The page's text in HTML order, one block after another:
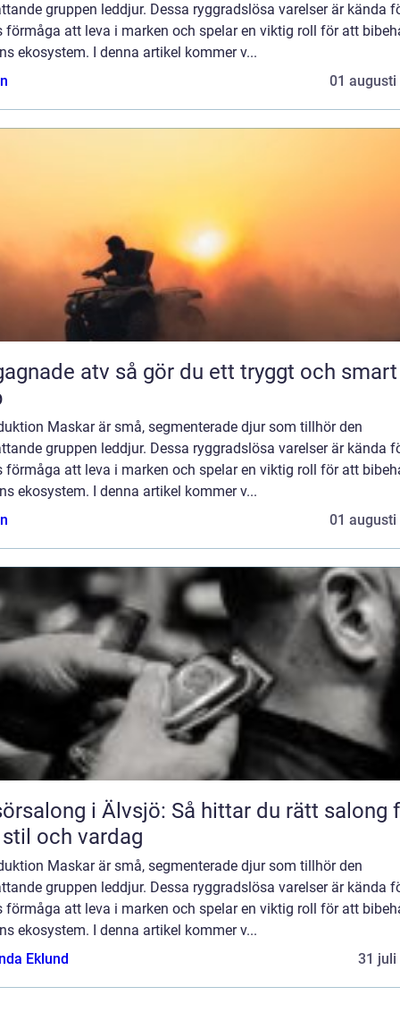
gruppen leddjur. Dessa ryggradslösa varelser är kända
förmåga att leva i marken och spelar en viktig roll för att
ekosystem. I denna artikel kommer v...
01 augusti
atv så gör du ett tryggt och smart
Maskar är små, segmenterade djur som tillhör den
gruppen leddjur. Dessa ryggradslösa varelser är kända
förmåga att leva i marken och spelar en viktig roll för att
ekosystem. I denna artikel kommer v...
01 augusti
i Älvsjö: Så hittar du rätt salong
och vardag
Maskar är små, segmenterade djur som tillhör den
gruppen leddjur. Dessa ryggradslösa varelser är kända
förmåga att leva i marken och spelar en viktig roll för att
ekosystem. I denna artikel kommer v...
Eklund
31 juli